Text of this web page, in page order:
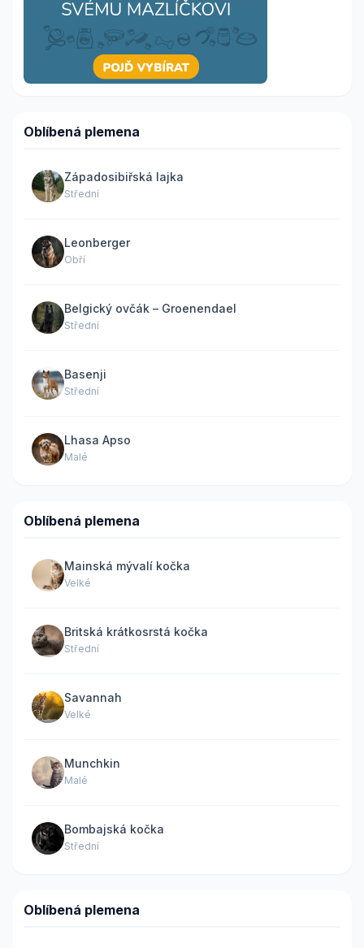
Oblíbená plemena
Západosibiřská lajka
Střední
Leonberger
Obří
Belgický ovčák – Groenendael
Střední
Basenji
Střední
Lhasa Apso
Malé
Oblíbená plemena
Mainská mývalí kočka
Velké
Britská krátkosrstá kočka
Střední
Savannah
Velké
Munchkin
Malé
Bombajská kočka
Střední
Oblíbená plemena